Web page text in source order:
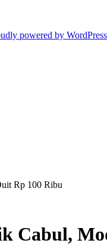
powered by WordPress
Rp 100 Ribu
Cabul,